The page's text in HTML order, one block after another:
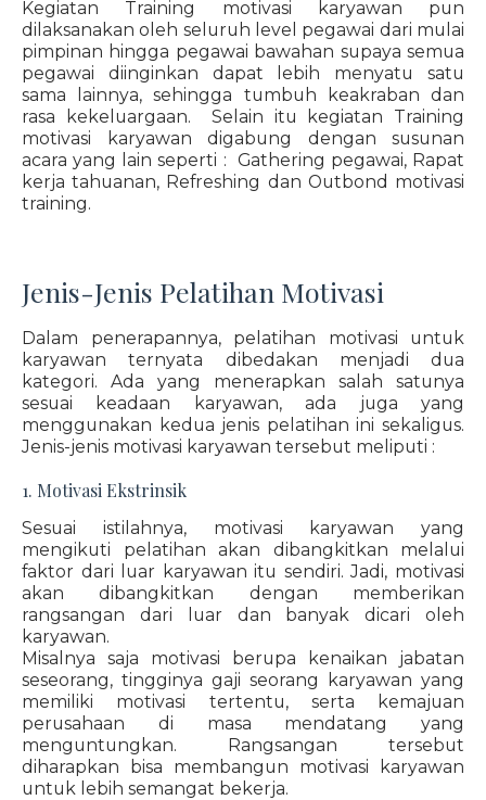
Kegiatan Training motivasi karyawan pun
dilaksanakan oleh seluruh level pegawai dari mulai
pimpinan hingga pegawai bawahan supaya semua
pegawai diinginkan dapat lebih menyatu satu
sama lainnya, sehingga tumbuh keakraban dan
rasa kekeluargaan. Selain itu kegiatan Training
motivasi karyawan digabung dengan susunan
acara yang lain seperti : Gathering pegawai, Rapat
kerja tahuanan, Refreshing dan Outbond motivasi
training.
Jenis-Jenis Pelatihan Motivasi
Dalam penerapannya, pelatihan motivasi untuk
karyawan ternyata dibedakan menjadi dua
kategori. Ada yang menerapkan salah satunya
sesuai keadaan karyawan, ada juga yang
menggunakan kedua jenis pelatihan ini sekaligus.
Jenis-jenis motivasi karyawan tersebut meliputi :
1. Motivasi Ekstrinsik
Sesuai istilahnya, motivasi karyawan yang
mengikuti pelatihan akan dibangkitkan melalui
faktor dari luar karyawan itu sendiri. Jadi, motivasi
akan dibangkitkan dengan memberikan
rangsangan dari luar dan banyak dicari oleh
karyawan.
Misalnya saja motivasi berupa kenaikan jabatan
seseorang, tingginya gaji seorang karyawan yang
memiliki motivasi tertentu, serta kemajuan
perusahaan di masa mendatang yang
menguntungkan. Rangsangan tersebut
diharapkan bisa membangun motivasi karyawan
untuk lebih semangat bekerja.